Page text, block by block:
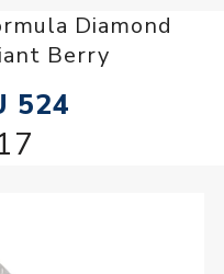
Diamond
Berry
524